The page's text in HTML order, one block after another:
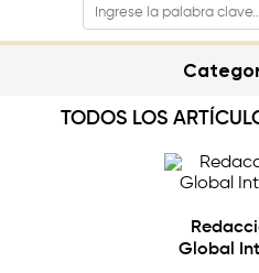
TODOS LOS
Global